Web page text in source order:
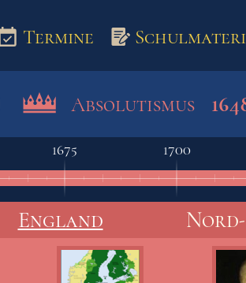
Termine
Absolutismus
1675 1700
England